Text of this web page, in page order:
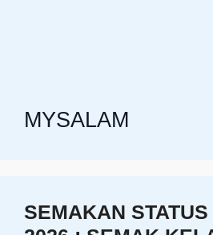
MYSALAM
SEMAKAN